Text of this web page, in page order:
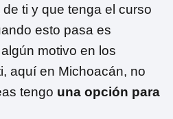
ti y que tenga el curso
esto pasa es
motivo en los
aquí en Michoacán, no
tengo una opción para